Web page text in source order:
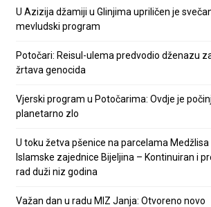
U Azizija džamiji u Glinjima upriličen je
mevludski program
Potočari: Reisul-ulema predvodio dženazu
žrtava genocida
Vjerski program u Potočarima: Ovdje je
planetarno zlo
U toku žetva pšenice na parcelama Medžlisa
Islamske zajednice Bijeljina – Kontinuiran i
rad duži niz godina
Važan dan u radu MIZ Janja: Otvoreno novo